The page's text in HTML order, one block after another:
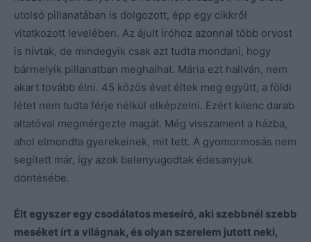
utolsó pillanatában is dolgozott, épp egy cikkről
vitatkozott levelében. Az ájult íróhoz azonnal több orvost
is hívtak, de mindegyik csak azt tudta mondani, hogy
bármelyik pillanatban meghalhat. Mária ezt hallván, nem
akart tovább élni. 45 közös évet éltek meg együtt, a földi
létet nem tudta férje nélkül elképzelni. Ezért kilenc darab
altatóval megmérgezte magát. Még visszament a házba,
ahol elmondta gyerekeinek, mit tett. A gyomormosás nem
segített már, így azok belenyugodtak édesanyjuk
döntésébe.
Élt egyszer egy csodálatos meseíró, aki szebbnél szebb
meséket írt a világnak, és olyan szerelem jutott neki,